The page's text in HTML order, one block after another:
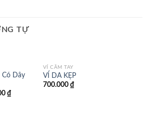
TỰ
Có Dây
₫Giá
hiện
VÍ CẦM TAY
VÍ DA KẸP
700.000 ₫